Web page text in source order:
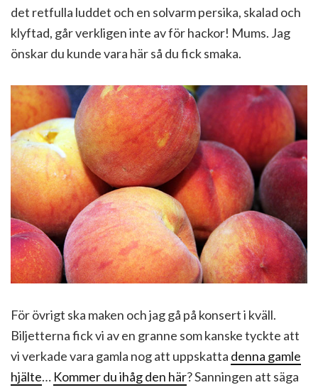
det retfulla luddet och en solvarm persika, skalad och
klyftad, går verkligen inte av för hackor! Mums. Jag
önskar du kunde vara här så du fick smaka.
För övrigt ska maken och jag gå på konsert i kväll.
Biljetterna fick vi av en granne som kanske tyckte att
vi verkade vara gamla nog att uppskatta denna gamle
hjälte… Kommer du ihåg den här? Sanningen att säga